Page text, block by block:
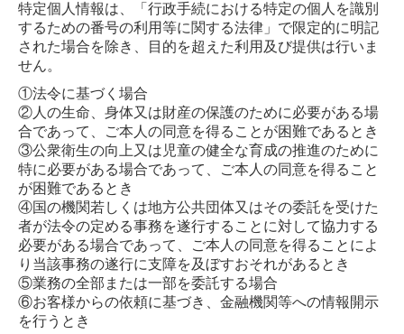
特定個人情報は、「行政手続における特定の個人を識別
するための番号の利用等に関する法律」で限定的に明記
された場合を除き、目的を超えた利用及び提供は行いま
せん。
①法令に基づく場合
②人の生命、身体又は財産の保護のために必要がある場
合であって、ご本人の同意を得ることが困難であるとき
③公衆衛生の向上又は児童の健全な育成の推進のために
特に必要がある場合であって、ご本人の同意を得ること
が困難であるとき
④国の機関若しくは地方公共団体又はその委託を受けた
者が法令の定める事務を遂行することに対して協力する
必要がある場合であって、ご本人の同意を得ることによ
り当該事務の遂行に支障を及ぼすおそれがあるとき
⑤業務の全部または一部を委託する場合
⑥お客様からの依頼に基づき、金融機関等への情報開示
を行うとき